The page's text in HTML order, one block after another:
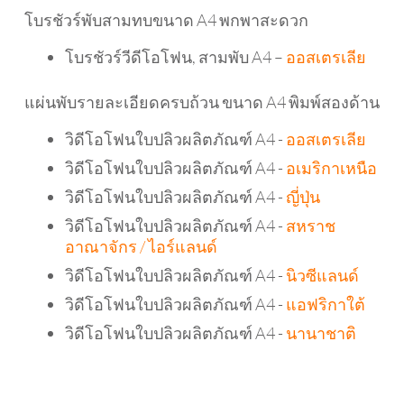
โบรชัวร์พับสามทบขนาด A4 พกพาสะดวก
โบรชัวร์วีดีโอโฟน, สามพับ A4 – ออสเตรเลีย
แผ่นพับรายละเอียดครบถ้วน ขนาด A4 พิมพ์สองด้าน
วิดีโอโฟนใบปลิวผลิตภัณฑ์ A4 - ออสเตรเลีย
วิดีโอโฟนใบปลิวผลิตภัณฑ์ A4 - อเมริกาเหนือ
วิดีโอโฟนใบปลิวผลิตภัณฑ์ A4 - ญี่ปุ่น
วิดีโอโฟนใบปลิวผลิตภัณฑ์ A4 - สหราช
อาณาจักร / ไอร์แลนด์
วิดีโอโฟนใบปลิวผลิตภัณฑ์ A4 - นิวซีแลนด์
วิดีโอโฟนใบปลิวผลิตภัณฑ์ A4 - แอฟริกาใต้
วิดีโอโฟนใบปลิวผลิตภัณฑ์ A4 - นานาชาติ